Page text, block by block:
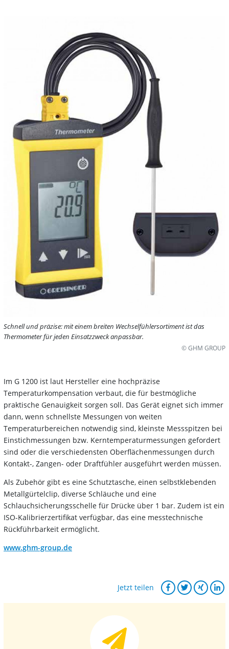
Schnell und präzise: mit einem breiten Wechselfühlersortiment ist das
Thermometer für jeden Einsatzzweck anpassbar.
© GHM GROUP
Im G 1200 ist laut Hersteller eine hochpräzise
Temperaturkompensation verbaut, die für bestmögliche
praktische Genauigkeit sorgen soll. Das Gerät eignet sich immer
dann, wenn schnellste Messungen von weiten
Temperaturbereichen notwendig sind, kleinste Messspitzen bei
Einstichmessungen bzw. Kerntemperaturmessungen gefordert
sind oder die verschiedensten Oberflächenmessungen durch
Kontakt-, Zangen- oder Draftfühler ausgeführt werden müssen.
Als Zubehör gibt es eine Schutztasche, einen selbstklebenden
Metallgürtelclip, diverse Schläuche und eine
Schlauchsicherungsschelle für Drücke über 1 bar. Zudem ist ein
ISO-Kalibrierzertifikat verfügbar, das eine messtechnische
Rückführbarkeit ermöglicht.
www.ghm-group.de
Jetzt teilen